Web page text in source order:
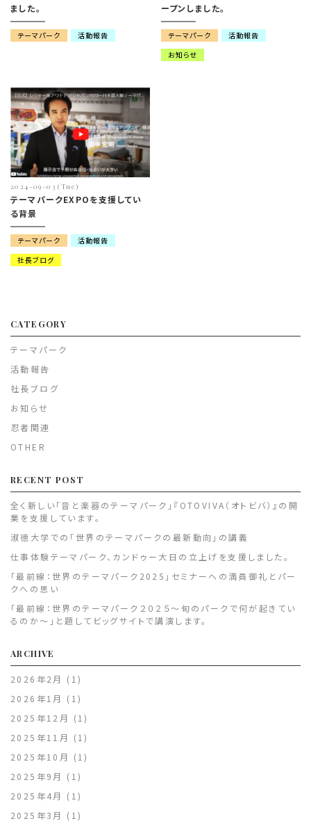
ました。
テーマパーク 活動報告
ープンしました。
テーマパーク
活動報告
お知らせ
2024-09-03 (Tue)
テーマパークEXPOを支援してい
る背景
テーマパーク
活動報告
社長ブログ
CATEGORY
テーマパーク
活動報告
社長ブログ
お知らせ
忍者関連
OTHER
RECENT POST
全く新しい「音と楽器のテーマパーク」『OTOVIVA（オトビバ）』の開
業を支援しています。
淑徳大学での「世界のテーマパークの最新動向」の講義
仕事体験テーマパーク、カンドゥー大日の立上げを支援しました。
「最前線：世界のテーマパーク2025」セミナーへの満員御礼とパー
クへの思い
「最前線：世界のテーマパーク２０２５～旬のパークで何が起きてい
るのか～」と題してビッグサイトで講演します。
ARCHIVE
2026年2月
(1)
2026年1月
(1)
2025年12月
(1)
2025年11月
(1)
2025年10月
(1)
2025年9月
(1)
2025年4月
(1)
2025年3月
(1)